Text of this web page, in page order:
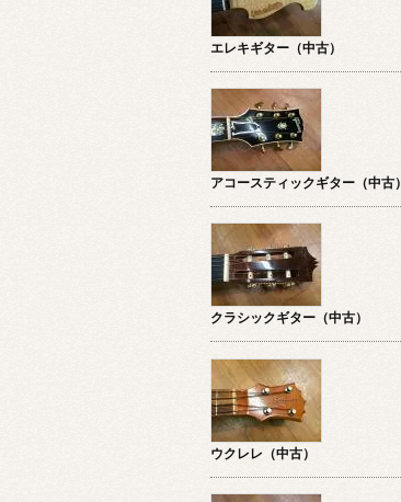
エレキギター（中古）
アコースティックギター（中古）
クラシックギター（中古）
ウクレレ（中古）